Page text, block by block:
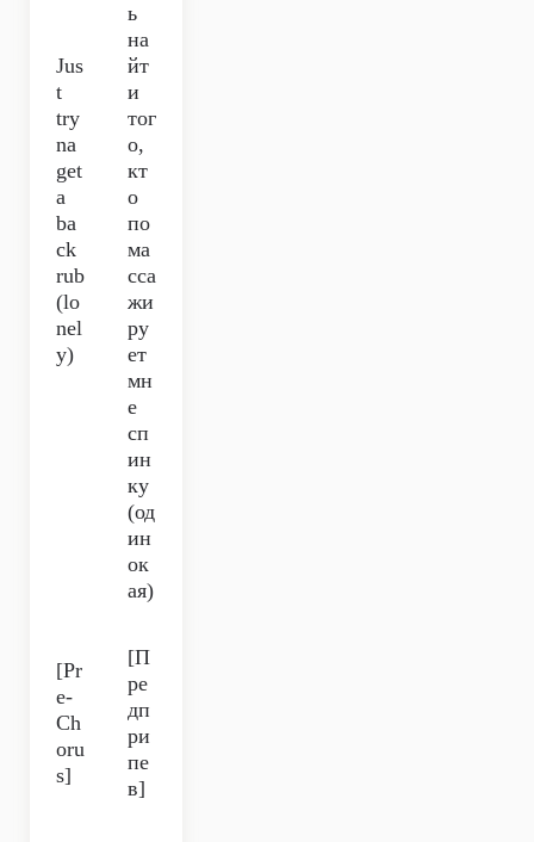
Jus
t
try
na
get
a
ba
ck
rub
(lo
nel
y)
ь
на
йт
и
тог
о,
кт
о
по
ма
сса
жи
ру
ет
мн
е
сп
ин
ку
(од
ин
ок
ая)
[Pr
e-
Ch
oru
s]
[П
ре
дп
ри
пе
в]